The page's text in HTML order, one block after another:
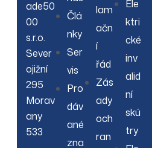
ade50
00
s.r.o.
Sever
ojižní
295
Morav
any
533
Člá
nky
Ser
vis
Pro
dáv
ané
zna
lam
ačn
í
řád
Zás
ady
och
ran
Ele
ktri
cké
inv
alid
ní
skú
try